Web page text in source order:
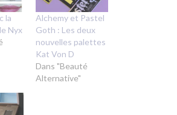
la
Nyx
Alchemy et Pastel
Goth : Les deux
nouvelles palettes
Kat Von D
Dans "Beauté
Alternative"